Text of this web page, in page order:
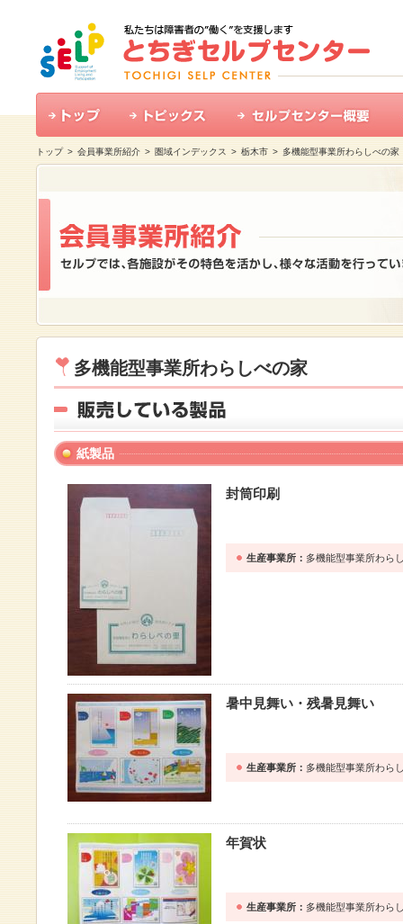
トップ> 会員事業所紹介 > 圏域インデックス > 栃木市 > 多機能型事業所わらしべの家
多機能型事業所わらしべの家
紙製品
封筒印刷
生産事業所： 多機能型事業所わら
暑中見舞い・残暑見舞い
生産事業所： 多機能型事業所わら
年賀状
生産事業所： 多機能型事業所わら